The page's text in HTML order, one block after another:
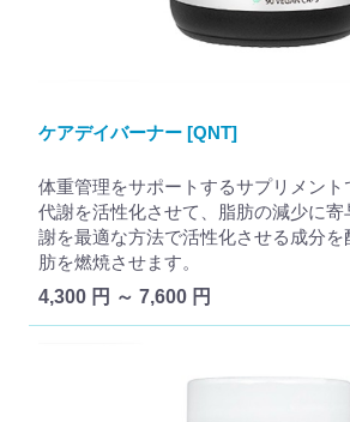
ケアデイバーナー [QNT]
体重管理をサポートするサプリメン
代謝を活性化させて、脂肪の減少に
謝を最適な方法で活性化させる成分を
肪を燃焼させます。
4,300 円 ～ 7,600 円